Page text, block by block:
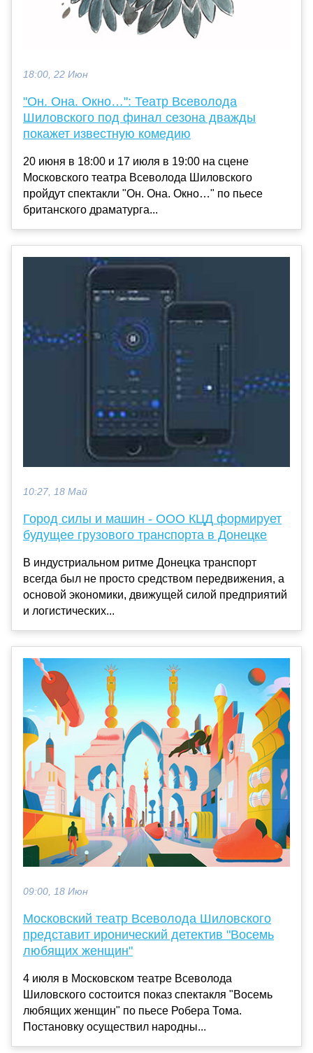
18:00, 22 Июн
"Он. Она. Окно…": Театр Всеволода
Шиловского под финал сезона дважды
покажет известную комедию
20 июня в 18:00 и 17 июля в 19:00 на сцене
Московского театра Всеволода Шиловского
пройдут спектакли "Он. Она. Окно…" по пьесе
британского драматурга...
10:27, 18 Май
Город силы и машин - ООО КЦД формирует
будущее грузового транспорта в Донецке
В индустриальном ритме Донецка транспорт
всегда был не просто средством передвижения, а
основой экономики, движущей силой предприятий
и логистических...
09:00, 18 Июн
Московский театр Всеволода Шиловского
представит иронический детектив "Восемь
любящих женщин"
4 июля в Московском театре Всеволода
Шиловского состоится показ спектакля "Восемь
любящих женщин" по пьесе Робера Тома.
Постановку осуществил народны...